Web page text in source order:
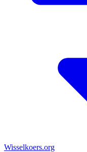
Wisselkoers.org